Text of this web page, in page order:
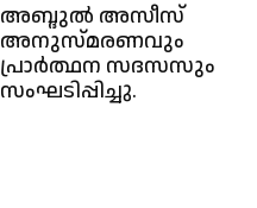
അബ്ദുല്‍ അസീസ്‌
അനുസ്മരണവും
പ്രാര്‍ത്ഥന സദസസും
സംഘടിപ്പിച്ചു.